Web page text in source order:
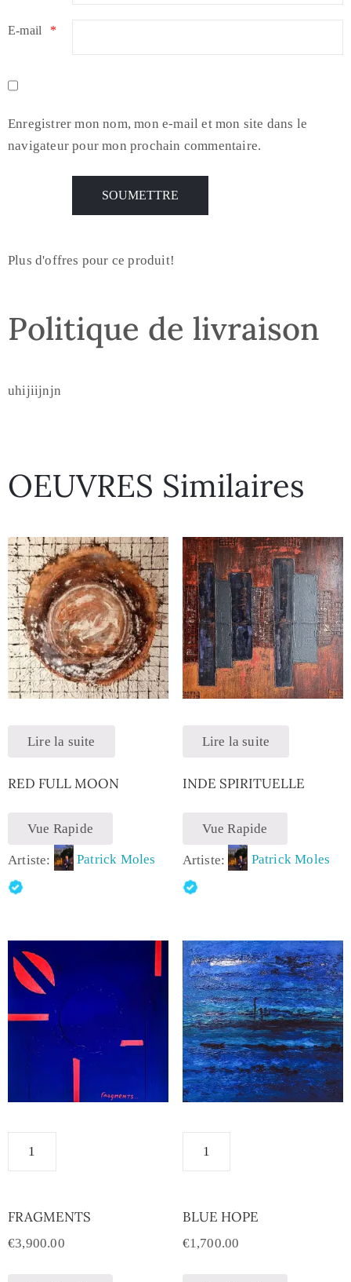
E-mail *
Enregistrer mon nom, mon e-mail et mon site dans le
navigateur pour mon prochain commentaire.
Plus d'offres pour ce produit!
Politique de livraison
uhijiijnjn
OEUVRES Similaires
Lire la suite
RED FULL MOON
Vue Rapide
Artiste: Patrick Moles
Lire la suite
INDE SPIRITUELLE
Vue Rapide
Artiste: Patrick Moles
FRAGMENTS
€3,900.00
BLUE HOPE
€1,700.00